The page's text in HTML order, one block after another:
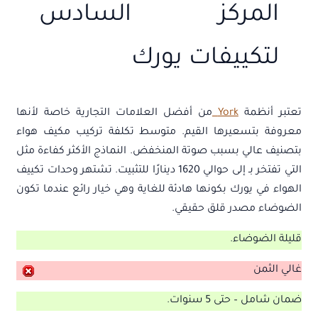
المركز السادس
لتكييفات يورك
تعتبر أنظمةYork من أفضل العلامات التجارية خاصة لأنها
معروفة بتسعيرها القيم. متوسط تكلفة تركيب مكيف هواء
بتصنيف عالي بسبب صوتة المنخفض. النماذج الأكثر كفاءة مثل
التي تفتخر بـ إلى حوالي 1620 دينارًا للتثبيت. تشتهر وحدات تكييف
الهواء في يورك بكونها هادئة للغاية وهي خيار رائع عندما تكون
الضوضاء مصدر قلق حقيقي.
قليلة الضوضاء.
غالي الثمن
ضمان شامل – حتى 5 سنوات.